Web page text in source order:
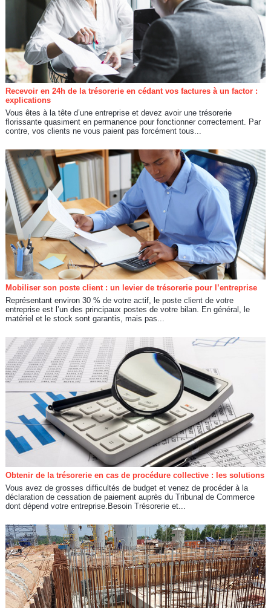
Recevoir en 24h de la trésorerie en cédant vos factures à un factor :
explications
Vous êtes à la tête d’une entreprise et devez avoir une trésorerie
florissante quasiment en permanence pour fonctionner correctement. Par
contre, vos clients ne vous paient pas forcément tous...
Mobiliser son poste client : un levier de trésorerie pour l’entreprise
Représentant environ 30 % de votre actif, le poste client de votre
entreprise est l’un des principaux postes de votre bilan. En général, le
matériel et le stock sont garantis, mais pas...
Obtenir de la trésorerie en cas de procédure collective : les solutions
Vous avez de grosses difficultés de budget et venez de procéder à la
déclaration de cessation de paiement auprès du Tribunal de Commerce
dont dépend votre entreprise.Besoin Trésorerie et...